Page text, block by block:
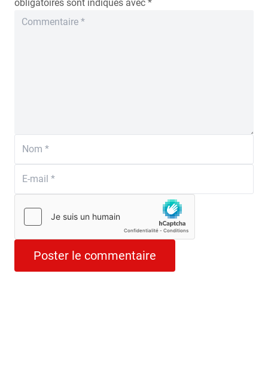
obligatoires sont indiqués avec *